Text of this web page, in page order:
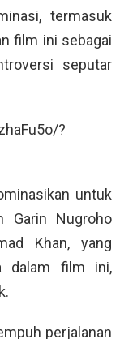
termasuk
film ini sebagai
seputar
?
untuk
Garin Nugroho
Khan, yang
dalam film ini,
perjalanan